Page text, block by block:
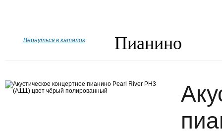
Вернуться в каталог Пианино